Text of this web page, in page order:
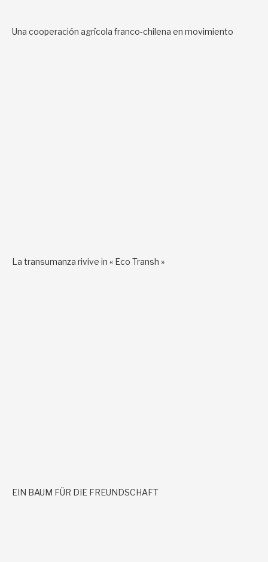
Una cooperación agrícola franco-chilena en movimiento
La transumanza rivive in « Eco Transh »
EIN BAUM FÜR DIE FREUNDSCHAFT